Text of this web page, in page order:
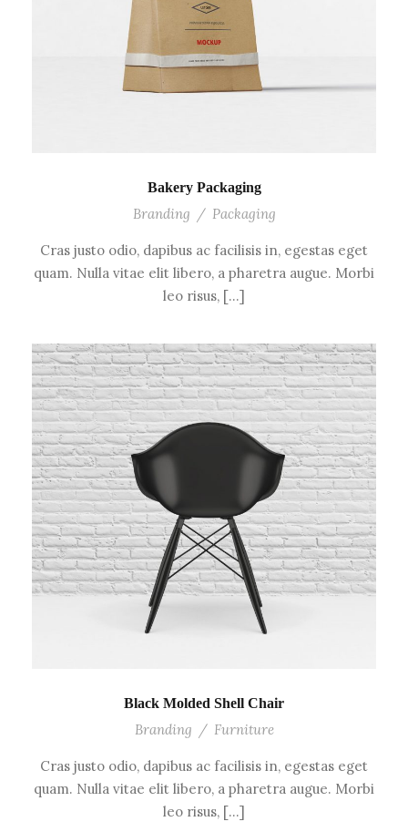
Bakery Packaging
Branding / Packaging
Cras justo odio, dapibus ac facilisis in, egestas eget
quam. Nulla vitae elit libero, a pharetra augue. Morbi
leo risus, […]
Black Molded Shell Chair
Branding / Furniture
Cras justo odio, dapibus ac facilisis in, egestas eget
quam. Nulla vitae elit libero, a pharetra augue. Morbi
leo risus, […]